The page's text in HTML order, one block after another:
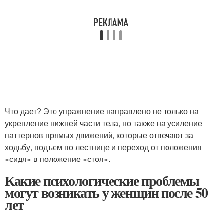
Что дает? Это упражнение направлено не только на
укрепление нижней части тела, но также на усиление
паттернов прямых движений, которые отвечают за
ходьбу, подъем по лестнице и переход от положения
«сидя» в положение «стоя».
Какие психологические проблемы
могут возникать у женщин после 50
лет